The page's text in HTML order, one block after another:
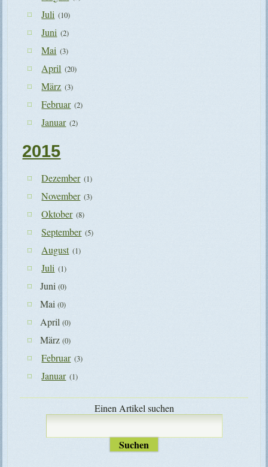
Juli (10)
Juni (2)
Mai (3)
April (20)
März (3)
Februar (2)
Januar (2)
2015
Dezember (1)
November (3)
Oktober (8)
September (5)
August (1)
Juli (1)
Juni(0)
Mai(0)
April(0)
März(0)
Februar (3)
Januar (1)
Einen Artikel suchen